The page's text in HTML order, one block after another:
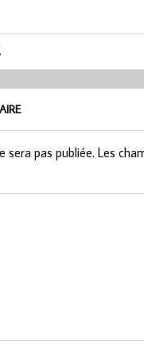
sera pas publiée. Les